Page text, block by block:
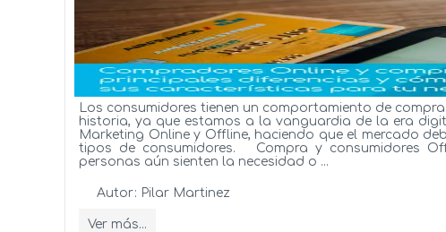
Los consumidores tienen un comportamiento de
historia, ya que estamos a la vanguardia de la era
Marketing Online y Offline, haciendo que el mercado
tipos de consumidores. Compra y consumidores
personas aún sienten la necesidad o ...
Autor: Pilar Martinez
Ver más...